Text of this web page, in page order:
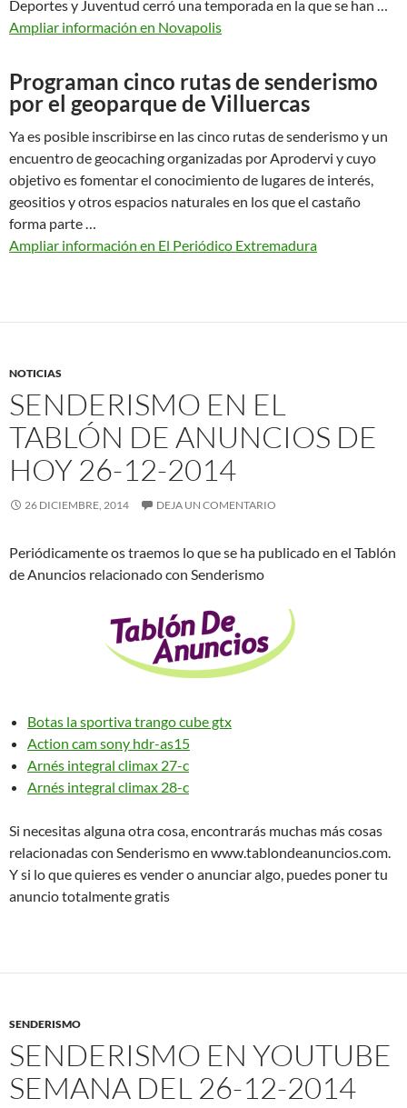
Deportes y Juventud cerró una temporada en la que se han …
Ampliar información en Novapolis
Programan cinco rutas de senderismo
por el geoparque de Villuercas
Ya es posible inscribirse en las cinco rutas de senderismo y un
encuentro de geocaching organizadas por Aprodervi y cuyo
objetivo es fomentar el conocimiento de lugares de interés,
geositios y otros espacios naturales en los que el castaño
forma parte …
Ampliar información en El Periódico Extremadura
NOTICIAS
SENDERISMO EN EL
TABLÓN DE ANUNCIOS DE
HOY 26-12-2014
26 DICIEMBRE, 2014 DEJA UN COMENTARIO
Periódicamente os traemos lo que se ha publicado en el Tablón
de Anuncios relacionado con Senderismo
Botas la sportiva trango cube gtx
Action cam sony hdr-as15
Arnés integral climax 27-c
Arnés integral climax 28-c
Si necesitas alguna otra cosa, encontrarás muchas más cosas
relacionadas con Senderismo en www.tablondeanuncios.com.
Y si lo que quieres es vender o anunciar algo, puedes poner tu
anuncio totalmente gratis
SENDERISMO
SENDERISMO EN YOUTUBE
SEMANA DEL 26-12-2014